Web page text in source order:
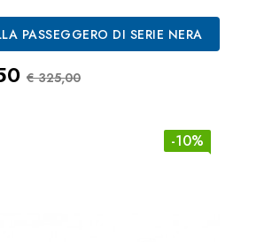
PASSEGGERO DI SERIE NERA
Prezzo Standard
€ 325,00
-10%